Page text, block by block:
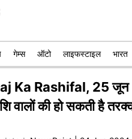
गेम्स ऑटो लाइफस्टाइल भारत
Ka Rashifal, 25 जून
वालों की हो सकती है